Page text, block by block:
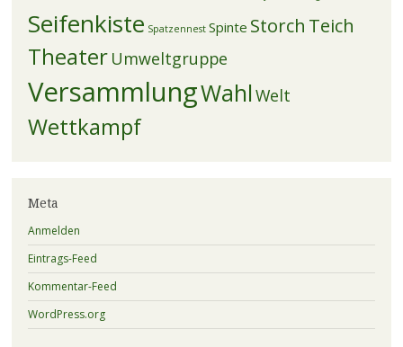
Seifenkiste Spatzennest Spinte Storch Teich
Theater Umweltgruppe
VersammlungWahl Welt
Wettkampf
Meta
Anmelden
Eintrags-Feed
Kommentar-Feed
WordPress.org